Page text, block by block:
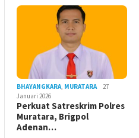
BHAYANGKARA MURATARA
27
Januari 2026
Perkuat Satreskrim Polres
Muratara, Brigpol
Adenan…